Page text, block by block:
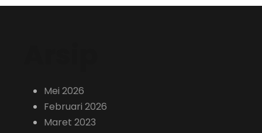
Mei 2026
Februari 2026
Maret 2023